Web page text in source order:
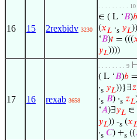
16 15 2rexbidv 3230
. . . . . . . . . 10
∈ ( L ‘𝐵)𝑏
(𝑥𝐿 ·s 𝑦𝐿
‘𝐵)𝑡 = (((
𝑦𝐿))))
17 16 rexab 3658
. . . . . . . . 9 ⊢
( L ‘𝐵)𝑏
·s 𝑦𝐿))}∃𝑧
·s 𝐵) ·s 𝑧𝐿
‘𝐴)∃𝑦𝐿 ∈
𝑦𝐿)) -s (𝑥
·s 𝐶) +s ((